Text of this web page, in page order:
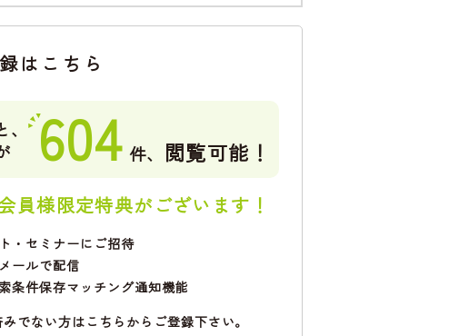
はこちら
、 604 件、 閲覧可能！
員様限定特典がございます！
・セミナーにご招待
ールで配信
条件保存マッチング通知機能
でない方はこちらからご登録下さい。